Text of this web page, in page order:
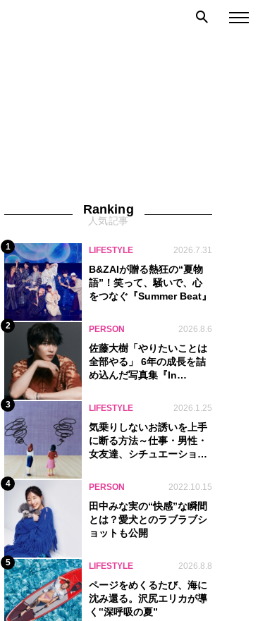
Ranking
人気記事
1 LIFESTYLE 2026.7.31
B&ZAIが贈る熱狂の“夏物
語”！笑って、騒いで、心
をつなぐ『Summer Beat』
2 PERSON 2026.8.6
佐藤大樹「やりたいことは
全部やる」 6年の成長を詰
め込んだ写真集『In
3 LIFESTYLE 2026.1.25
気乗りしないお誘いを上手
に断る方法～仕事・男性・
女友達、シチュエーション
4 PERSON 2022.10.15
田中みな実の“快感”な瞬間
とは？愛犬とのラブラブシ
ョットも公開
5 LIFESTYLE 2026.8.8
ページをめくるたび、海に
沈み還る。沢尻エリカが導
く‟深呼吸の夏”